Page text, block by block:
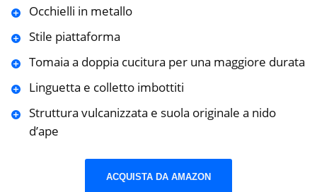
Occhielli in metallo
Stile piattaforma
Tomaia a doppia cucitura per una maggiore durata
Linguetta e colletto imbottiti
Struttura vulcanizzata e suola originale a nido
d’ape
ACQUISTA DA AMAZON